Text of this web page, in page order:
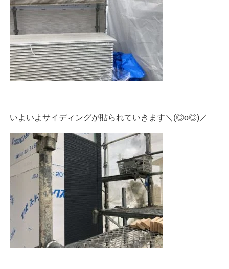
いよいよサイディングが貼られていきます＼(◎o◎)／